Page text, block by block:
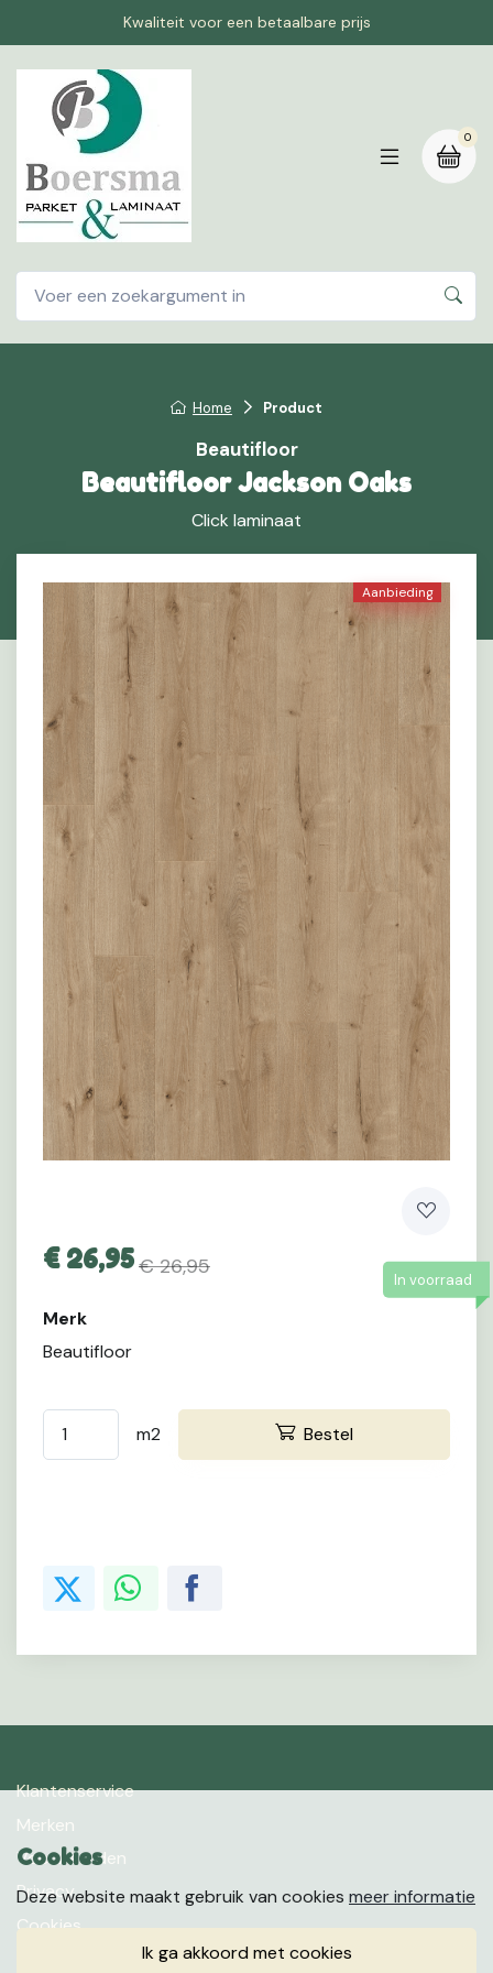
Kwaliteit voor een betaalbare prijs
0
Home Product
Beautifloor
Beautifloor Jackson Oaks
Click laminaat
Aanbieding
€ 26,95€ 26,95
In voorraad
Merk
Beautifloor
m2 Bestel
Klantenservice
Merken
Voorwaarden
Privacy
Cookies
Cookies
Deze website maakt gebruik van cookies meer informatie
ik ga akkoord met cookies